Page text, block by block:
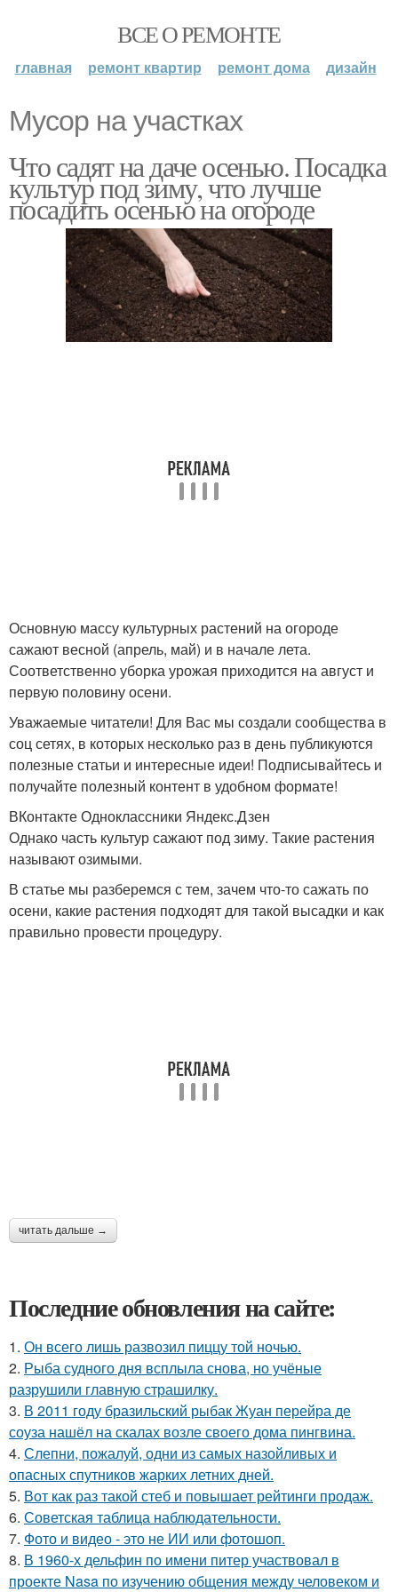
ВСЕ О РЕМОНТЕ
главная ремонт квартир ремонт дома дизайн
Мусор на участках
Что садят на даче осенью. Посадка
культур под зиму, что лучше
посадить осенью на огороде
Основную массу культурных растений на огороде
сажают весной (апрель, май) и в начале лета.
Соответственно уборка урожая приходится на август и
первую половину осени.
Уважаемые читатели! Для Вас мы создали сообщества в
соц сетях, в которых несколько раз в день публикуются
полезные статьи и интересные идеи! Подписывайтесь и
получайте полезный контент в удобном формате!
ВКонтакте Одноклассники Яндекс.Дзен
Однако часть культур сажают под зиму. Такие растения
называют озимыми.
В статье мы разберемся с тем, зачем что-то сажать по
осени, какие растения подходят для такой высадки и как
правильно провести процедуру.
читать дальше →
Последние обновления на сайте:
1. Он всего лишь развозил пиццу той ночью.
2. Рыба судного дня всплыла снова, но учёные
разрушили главную страшилку.
3. В 2011 году бразильский рыбак Жуан перейра де
соуза нашёл на скалах возле своего дома пингвина.
4. Слепни, пожалуй, одни из самых назойливых и
опасных спутников жарких летних дней.
5. Вот как раз такой стеб и повышает рейтинги продаж.
6. Советская таблица наблюдательности.
7. Фото и видео - это не ИИ или фотошоп.
8. В 1960-х дельфин по имени питер участвовал в
проекте Nasa по изучению общения между человеком и